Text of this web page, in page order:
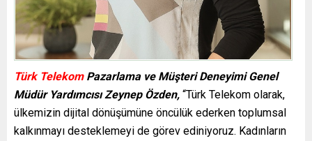
Türk TelekomPazarlama ve Müşteri Deneyimi Genel
Müdür Yardımcısı Zeynep Özden, “Türk Telekom olarak,
ülkemizin dijital dönüşümüne öncülük ederken toplumsal
kalkınmayı desteklemeyi de görev ediniyoruz. Kadınların